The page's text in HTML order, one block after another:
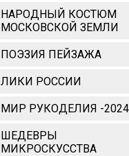
НАРОДНЫЙ КОСТЮМ
МОСКОВСКОЙ ЗЕМЛИ
ПОЭЗИЯ ПЕЙЗАЖА
ЛИКИ РОССИИ
МИР РУКОДЕЛИЯ -2024
ШЕДЕВРЫ
МИКРОСКУССТВА